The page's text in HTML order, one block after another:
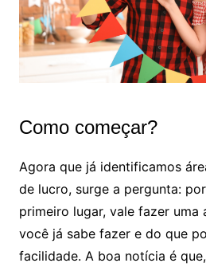
Como começar?
Agora que já identificamos
de lucro, surge a pergunta:
primeiro lugar, vale fazer uma
você já sabe fazer e do que
facilidade. A boa notícia é